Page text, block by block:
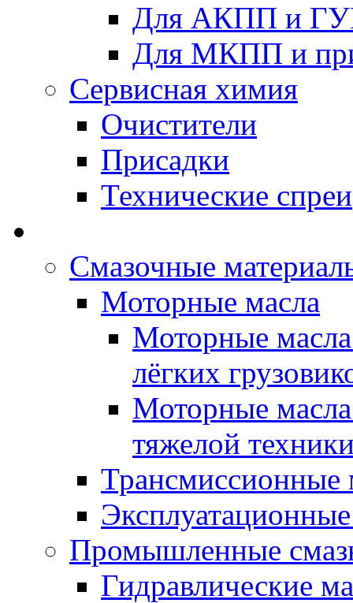
Для АКПП и
Для МКПП и
Сервисная химия
Очистители
Присадки
Технические спреи
Смазочные
Моторные масла
Моторные
лёгких
Моторные
тяжелой
Трансмиссионные
Промышленные
Гидравлические